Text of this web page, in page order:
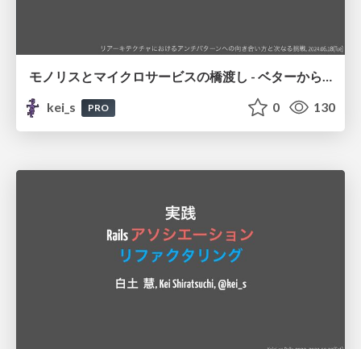
モノリスとマイクロサービスの橋渡し - ベターからモアベターへ
kei_s
PRO 0 130